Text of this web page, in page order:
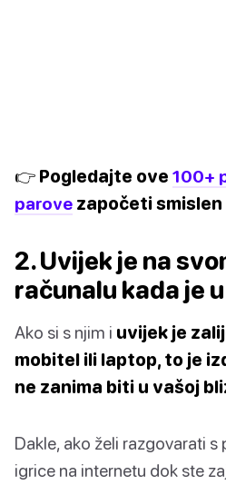
👉 Pogledajte ove 100+
parove započeti
2. Uvijek je na
računalu kada je
Ako si s njim i uvijek je
mobitel ili laptop, to je
ne zanima biti u vašoj
Dakle, ako želi razgovarati s
igrice na internetu dok ste